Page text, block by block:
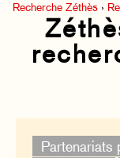
Recherche Zéthès ›
Partenariats